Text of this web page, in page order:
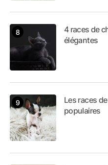
4 races de
élégantes
Les races
populaires